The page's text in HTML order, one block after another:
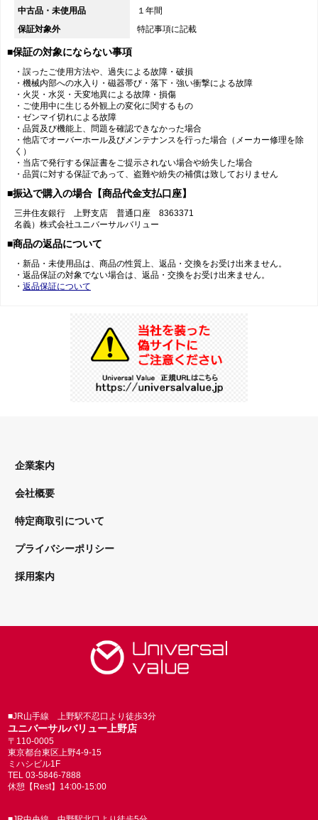
中古品・未使用品
１年間
保証対象外
特記事項に記載
■保証の対象にならない事項
・誤ったご使用方法や、過失による故障・破損
・機械内部への水入り・磁器帯び・落下・強い衝撃による故障
・火災・水災・天変地異による故障・損傷
・ご使用中に生じる外観上の変化に関するもの
・ゼンマイ切れによる故障
・品質及び機能上、問題を確認できなかった場合
・他店でオーバーホール及びメンテナンスを行った場合（メーカー修理を除
く）
・当店で発行する保証書をご提示されない場合や紛失した場合
・品質に対する保証であって、盗難や紛失の補償は致しておりません
■振込で購入の場合【商品代金支払口座】
三井住友銀行 上野支店 普通口座 8363371
名義）株式会社ユニバーサルバリュー
■商品の返品について
・新品・未使用品は、商品の性質上、返品・交換をお受け出来ません。
・返品保証の対象でない場合は、返品・交換をお受け出来ません。
・ 返品保証について
企業案内
会社概要
特定商取引について
プライバシーポリシー
採用案内
■JR山手線 上野駅不忍口より徒歩3分
ユニバーサルバリュー上野店
〒110-0005
東京都台東区上野4-9-15
ミハシビル1F
TEL 03-5846-7888
休憩【Rest】14:00-15:00